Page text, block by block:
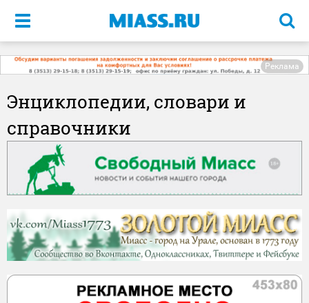
Меню
Реклама
Энциклопедии, словари и
справочники